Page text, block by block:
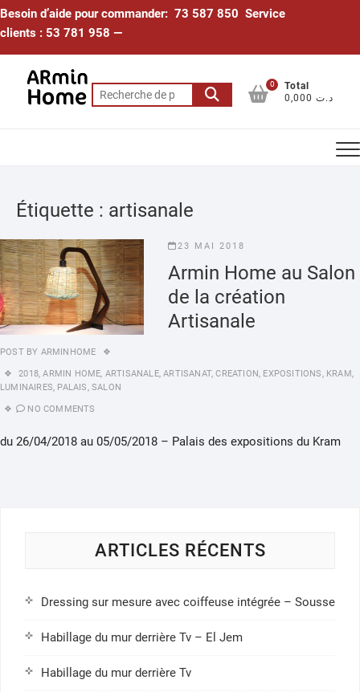
Skip
to
Besoin d’aide pour commander: 73 587 850 Service
clients : 53 781 958 —
Recherche
pour :
0
Total
0,000 د.ت
Étiquette : artisanale
23 MAI 2018
Armin Home au Salon
de la création
Artisanale
POST BY ARMINHOME
2018,ARMIN HOME, ARTISANALE,ARTISANAT,CREATION, EXPOSITIONS, KRAM,
LUMINAIRES, PALAIS,SALON
NO COMMENTS
du 26/04/2018 au 05/05/2018 – Palais des expositions du Kram
ARTICLES RÉCENTS
Dressing sur mesure avec coiffeuse intégrée – Sousse
Habillage du mur derrière Tv – El Jem
Habillage du mur derrière Tv